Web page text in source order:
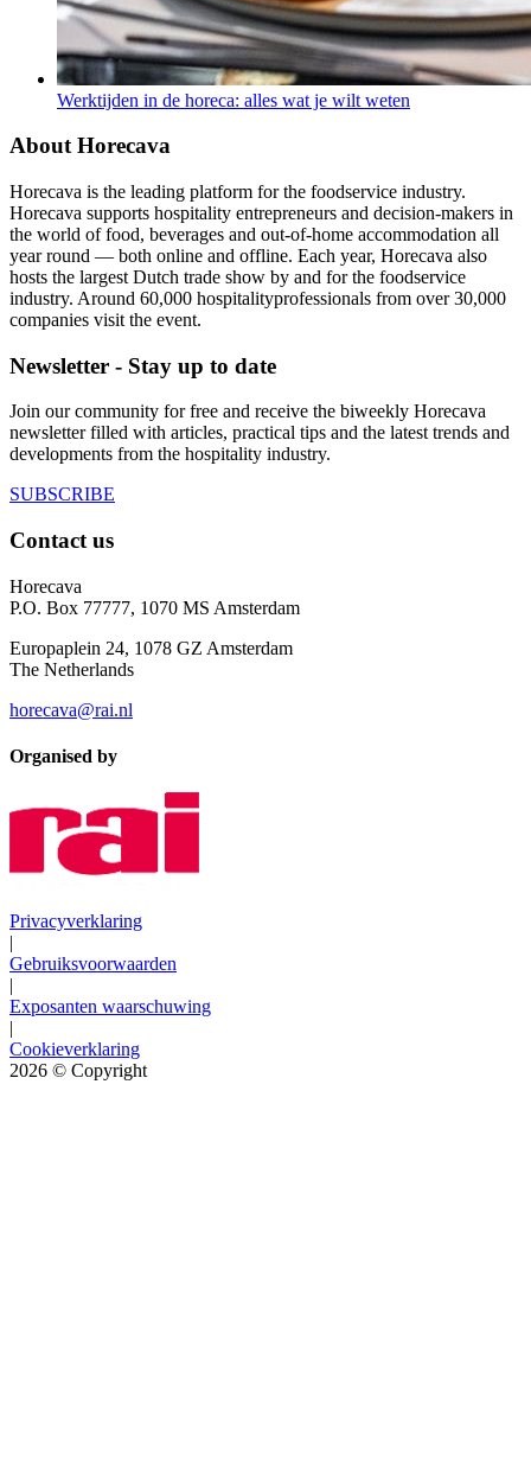
Werktijden in de horeca: alles wat je wilt weten
About Horecava
Horecava is the leading platform for the foodservice industry.
Horecava supports hospitality entrepreneurs and decision-makers in
the world of food, beverages and out-of-home accommodation all
year round — both online and offline. Each year, Horecava also
hosts the largest Dutch trade show by and for the foodservice
industry. Around 60,000 hospitalityprofessionals from over 30,000
companies visit the event.
Newsletter - Stay up to date
Join our community for free and receive the biweekly Horecava
newsletter filled with articles, practical tips and the latest trends and
developments from the hospitality industry.
SUBSCRIBE
Contact us
Horecava
P.O. Box 77777, 1070 MS Amsterdam
Europaplein 24, 1078 GZ Amsterdam
The Netherlands
horecava@rai.nl
Organised by
Privacyverklaring
|
Gebruiksvoorwaarden
|
Exposanten waarschuwing
|
Cookieverklaring
2026 © Copyright